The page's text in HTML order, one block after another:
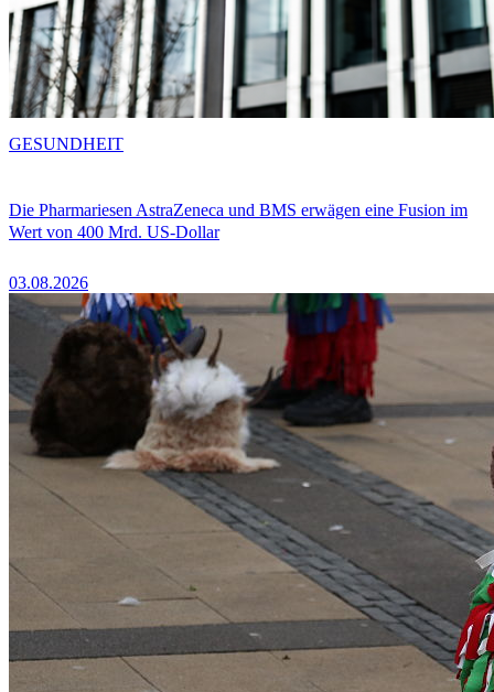
Die Pharmariesen AstraZeneca und BMS erwägen eine Fusion im
Wert von 400 Mrd. US-Dollar
03.08.2026
GESUNDHEIT